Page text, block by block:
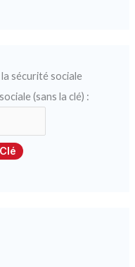
sécurité sociale
(sans la clé) :